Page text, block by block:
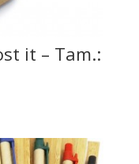
it – Tam.: